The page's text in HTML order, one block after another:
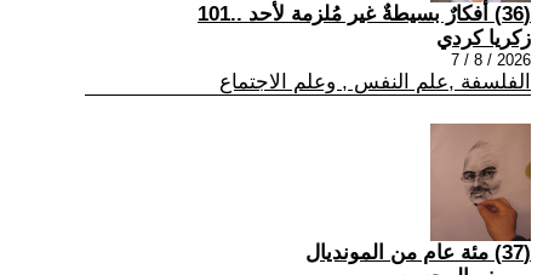
(36) أفكارٌ بسيطةٌ غير مُلزمة لأحد ..101
زكريا كردي
2026 / 8 / 7
الفلسفة ,علم النفس , وعلم الاجتماع
(37) مئة عام من المونديال